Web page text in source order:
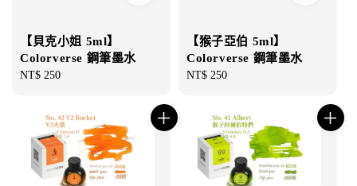
【貝克小姐 5ml】
Colorverse 鋼筆墨水
Regular
NT$ 250
【猴子亞伯 5ml】
Colorverse 鋼筆墨水
Regular
NT$ 250